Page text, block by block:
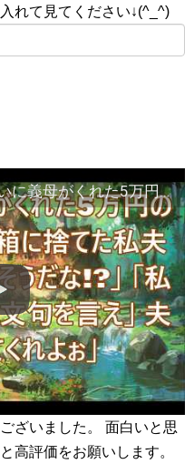
れて見てください↓(^_^)
【スカッとする話】出産祝いに義母がくれた5万円の高級タオルをすぐにゴミ箱に捨てた私→夫「お前プレゼント捨てたそうだな！？」私「それ見てないの？」夫「なんだこ
ざいました。 面白いと思
高評価をお願いします。